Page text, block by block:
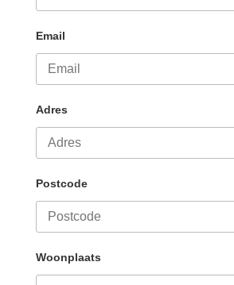
Email
Adres
Postcode
Woonplaats